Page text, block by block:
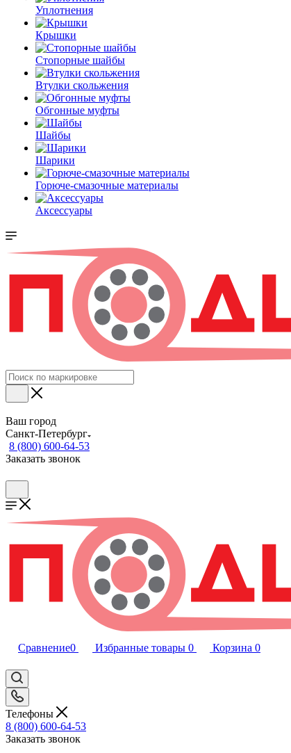
Уплотнения
Крышки
Стопорные шайбы
Втулки скольжения
Обгонные муфты
Шайбы
Шарики
Горюче-смазочные материалы
Аксессуары
Ваш город
Санкт-Петербург
8 (800) 600-64-53
Заказать звонок
Сравнение0 Избранные товары 0 Корзина 0
Телефоны
8 (800) 600-64-53
Заказать звонок